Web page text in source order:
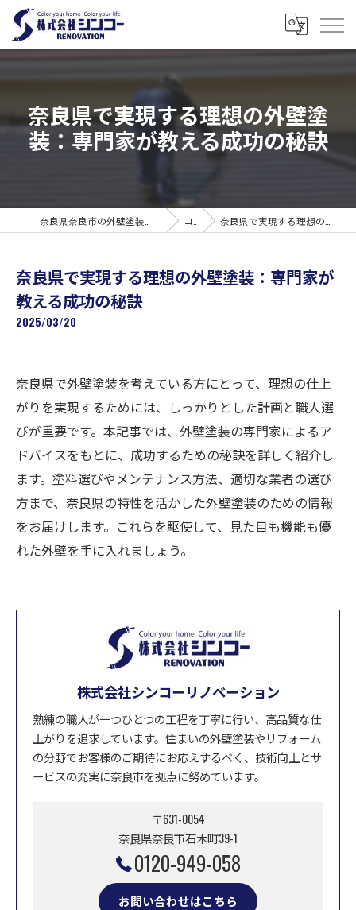
奈良県で実現する理想の外壁塗
装：専門家が教える成功の秘訣
コラム 奈良県で実現する理想の外壁塗装：専門家が教える成功の秘訣
奈良県で実現する理想の外壁塗装：専門家が
教える成功の秘訣
2025/03/20
奈良県で外壁塗装を考えている方にとって、理想の仕上
がりを実現するためには、しっかりとした計画と職人選
びが重要です。本記事では、外壁塗装の専門家によるア
ドバイスをもとに、成功するための秘訣を詳しく紹介し
ます。塗料選びやメンテナンス方法、適切な業者の選び
方まで、奈良県の特性を活かした外壁塗装のための情報
をお届けします。これらを駆使して、見た目も機能も優
れた外壁を手に入れましょう。
株式会社シンコーリノベーション
熟練の職人が一つひとつの工程を丁寧に行い、高品質な仕
上がりを追求しています。住まいの外壁塗装やリフォーム
の分野でお客様のご期待にお応えするべく、技術向上とサ
ービスの充実に奈良市を拠点に努めています。
〒631-0054
奈良県奈良市石木町39-1
0120-949-058
お問い合わせはこちら